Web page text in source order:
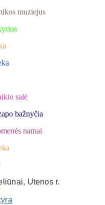
muziejus
salė
bažnyčia
namai
Utenos r.